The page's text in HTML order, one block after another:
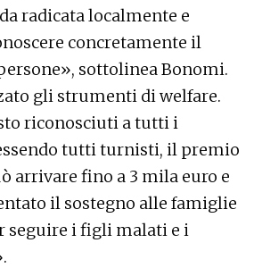
radicata localmente e
concretamente il
sottolinea Bonomi.
gli strumenti di welfare.
riconosciuti a tutti i
tutti turnisti, il premio
arrivare fino a 3 mila euro e
il sostegno alle famiglie
seguire i figli malati e i